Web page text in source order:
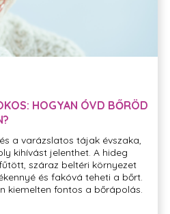
HOGYAN ÓVD BŐRÖD
a varázslatos tájak évszaka,
kihívást jelenthet. A hideg
száraz beltéri környezet
és fakóvá teheti a bőrt.
kiemelten fontos a bőrápolás.
a megfelelő